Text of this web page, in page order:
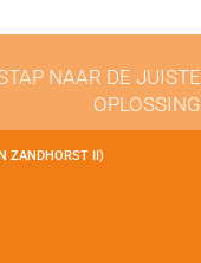
NAAR DE JUISTE
OPLOSSING
ZANDHORST II)